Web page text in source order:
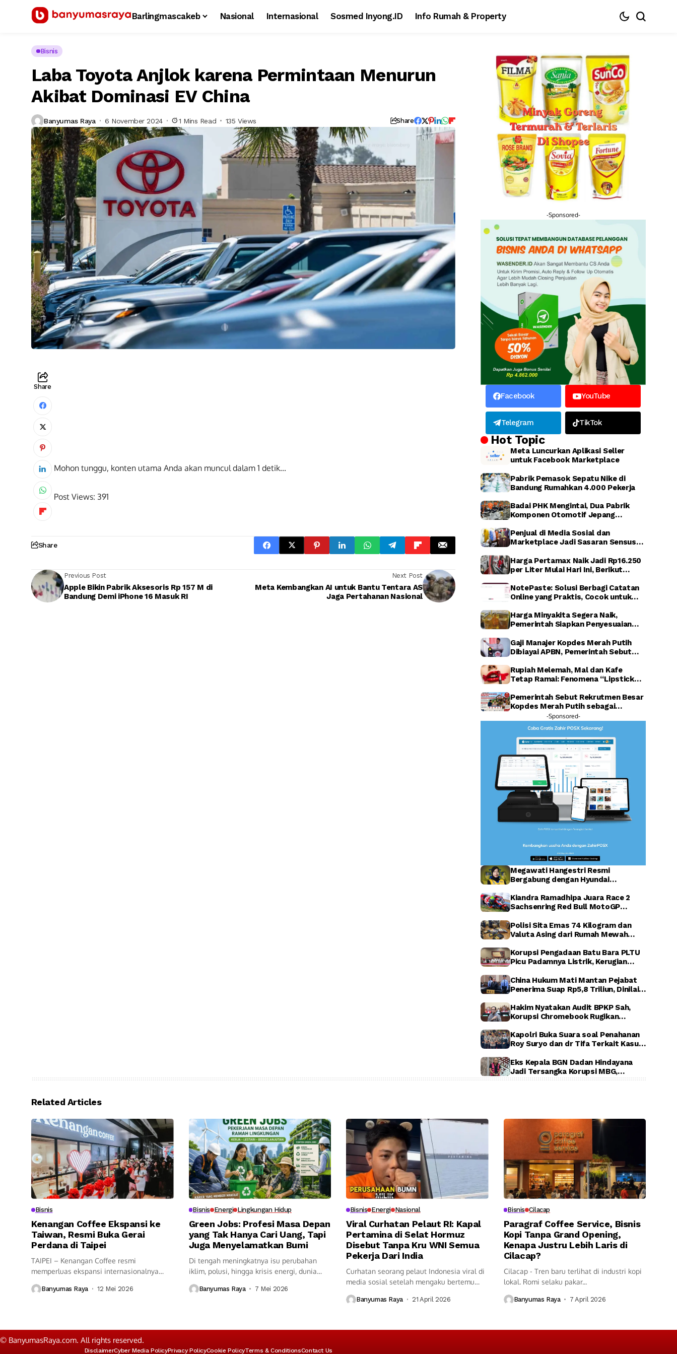
Barlingmascakeb Nasional Internasional Sosmed Inyong.ID Info Rumah & Property
Bisnis
Laba Toyota Anjlok karena Permintaan Menurun
Akibat Dominasi EV China
Banyumas Raya 6 November 2024 1 Mins Read 135 Views Share
Share
Mohon tunggu, konten utama Anda akan muncul dalam 0detik...
Post Views: 391
Share
Previous Post
Apple Bikin Pabrik Aksesoris Rp 157 M di
Bandung Demi iPhone 16 Masuk RI
Next Post
Meta Kembangkan AI untuk Bantu Tentara AS
Jaga Pertahanan Nasional
-Sponsored-
Facebook YouTube
Telegram TikTok
Hot Topic
Meta Luncurkan Aplikasi Seller
untuk Facebook Marketplace
Pabrik Pemasok Sepatu Nike di
Bandung Rumahkan 4.000 Pekerja
Badai PHK Mengintai, Dua Pabrik
Komponen Otomotif Jepang
Penjual di Media Sosial dan
Marketplace Jadi Sasaran Sensus
Harga Pertamax Naik Jadi Rp16.250
per Liter Mulai Hari Ini, Berikut
NotePaste: Solusi Berbagi Catatan
Online yang Praktis, Cocok untuk
Harga Minyakita Segera Naik,
Pemerintah Siapkan Penyesuaian
Gaji Manajer Kopdes Merah Putih
Dibiayai APBN, Pemerintah Sebut
Rupiah Melemah, Mal dan Kafe
Tetap Ramai: Fenomena “Lipstick
Pemerintah Sebut Rekrutmen Besar
Kopdes Merah Putih sebagai
Investasi SDM Raksasa
-Sponsored-
Megawati Hangestri Resmi
Bergabung dengan Hyundai
Sambut Penuh Harapan
Kiandra Ramadhipa Juara Race 2
Sachsenring Red Bull MotoGP
Berkumandang di Jerman
Polisi Sita Emas 74 Kilogram dan
Valuta Asing dari Rumah Mewah
ASABRI, dan Krakatau Steel
Korupsi Pengadaan Batu Bara PLTU
Picu Padamnya Listrik, Kerugian
China Hukum Mati Mantan Pejabat
Penerima Suap Rp5,8 Triliun, Dinilai
Hakim Nyatakan Audit BPKP Sah,
Korupsi Chromebook Rugikan
Kapolri Buka Suara soal Penahanan
Roy Suryo dan dr Tifa Terkait Kasus
Eks Kepala BGN Dadan Hindayana
Jadi Tersangka Korupsi MBG,
Related Articles
Bisnis
Kenangan Coffee Ekspansi ke
Taiwan, Resmi Buka Gerai
Perdana di Taipei
TAIPEI – Kenangan Coffee resmi
memperluas ekspansi internasionalnya
Banyumas Raya 12 Mei 2026
Bisnis Energi Lingkungan Hidup
Green Jobs: Profesi Masa Depan
yang Tak Hanya Cari Uang, Tapi
Juga Menyelamatkan Bumi
Di tengah meningkatnya isu perubahan
iklim, polusi, hingga krisis energi, dunia
Banyumas Raya 7 Mei 2026
Bisnis Energi Nasional
Viral Curhatan Pelaut RI: Kapal
Pertamina di Selat Hormuz
Disebut Tanpa Kru WNI Semua
Pekerja Dari India
Curhatan seorang pelaut Indonesia viral di
media sosial setelah mengaku bertemu
Banyumas Raya 21 April 2026
Bisnis Cilacap
Paragraf Coffee Service, Bisnis
Kopi Tanpa Grand Opening,
Kenapa Justru Lebih Laris di
Cilacap?
Cilacap - Tren baru terlihat di industri kopi
lokal. Romi selaku pakar...
Banyumas Raya 7 April 2026
© BanyumasRaya.com. All rights reserved.
DisclaimerCyber Media PolicyPrivacy PolicyCookie PolicyTerms & ConditionsContact Us